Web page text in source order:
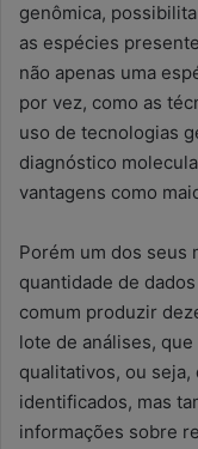
genômica,
as espécies
não apenas uma
por vez, como as
uso de tecnologias
diagnóstico
vantagens como
Porém um dos seus
quantidade de
comum produzir
lote de análises,
qualitativos, ou
identificados, mas
informações sobre